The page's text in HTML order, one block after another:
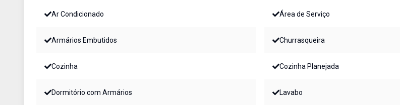
Ar Condicionado Área de Serviço
Armários Embutidos Churrasqueira
Cozinha Cozinha Planejada
Dormitório com Armários Lavabo